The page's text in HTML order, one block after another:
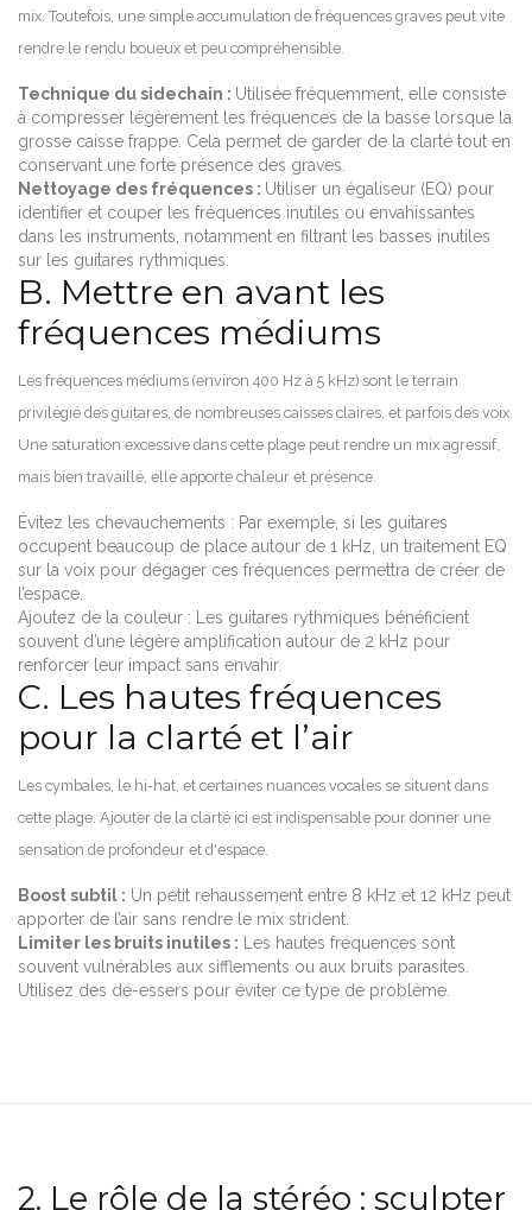
mix. Toutefois, une simple accumulation de fréquences graves peut vite
rendre le rendu boueux et peu compréhensible.
Technique du sidechain : Utilisée fréquemment, elle consiste
à compresser légèrement les fréquences de la basse lorsque la
grosse caisse frappe. Cela permet de garder de la clarté tout en
conservant une forte présence des graves.
Nettoyage des fréquences : Utiliser un égaliseur (EQ) pour
identifier et couper les fréquences inutiles ou envahissantes
dans les instruments, notamment en filtrant les basses inutiles
sur les guitares rythmiques.
B. Mettre en avant les
fréquences médiums
Les fréquences médiums (environ 400 Hz à 5 kHz) sont le terrain
privilégié des guitares, de nombreuses caisses claires, et parfois des voix.
Une saturation excessive dans cette plage peut rendre un mix agressif,
mais bien travaillé, elle apporte chaleur et présence.
Évitez les chevauchements : Par exemple, si les guitares
occupent beaucoup de place autour de 1 kHz, un traitement EQ
sur la voix pour dégager ces fréquences permettra de créer de
l’espace.
Ajoutez de la couleur : Les guitares rythmiques bénéficient
souvent d’une légère amplification autour de 2 kHz pour
renforcer leur impact sans envahir.
C. Les hautes fréquences
pour la clarté et l’air
Les cymbales, le hi-hat, et certaines nuances vocales se situent dans
cette plage. Ajouter de la clarté ici est indispensable pour donner une
sensation de profondeur et d'espace.
Boost subtil : Un petit rehaussement entre 8 kHz et 12 kHz peut
apporter de l’air sans rendre le mix strident.
Limiter les bruits inutiles : Les hautes fréquences sont
souvent vulnérables aux sifflements ou aux bruits parasites.
Utilisez des dé-essers pour éviter ce type de problème.
2. Le rôle de la stéréo : sculpter